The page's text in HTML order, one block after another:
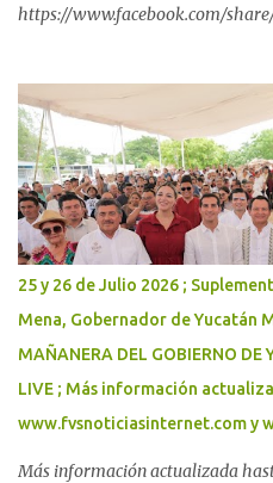
https://www.facebook.com/
yucatecas. El Gobernador
distribución de paquetes
Escuela", que beneficiará a
primaria y secundaria públicas,
escolar con las herramientas
Con una inversión total cercana a
Gobernador Joaquín Díaz Mena
escolares del programa Bienestar
264 mil 349 alumnas y alumnos
públicas, así como a sus
economía de ...
25 y 26 de Julio 2026 ;
Mena, Gobernador de Yucatán
MAÑANERA DEL GOBIERNO DE
LIVE ; Más información
www.fvsnoticiasinternet.com y
Más información actualizada